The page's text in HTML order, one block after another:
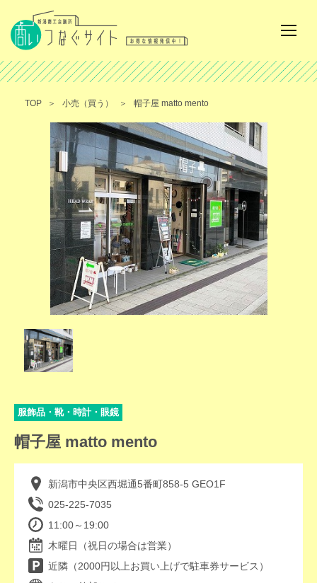
TOP 小売（買う） 帽子屋 matto mento
服飾品・靴・時計・眼鏡
帽子屋 matto mento
新潟市中央区西堀通5番町858-5 GEO1F
025-225-7035
11:00～19:00
木曜日（祝日の場合は営業）
近隣（2000円以上お買い上げで駐車券サービス）